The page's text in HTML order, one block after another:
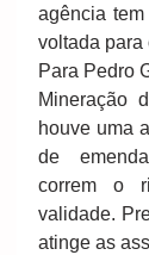
agência
voltada para
Para Pedro
Mineração
houve uma
de
correm o
validade.
atinge as